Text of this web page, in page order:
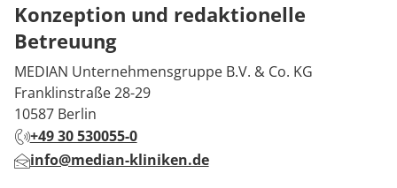
Konzeption und redaktionelle
Betreuung
MEDIAN Unternehmensgruppe B.V. & Co. KG
Franklinstraße 28-29
10587 Berlin
+49 30 530055-0
info@median-kliniken.de